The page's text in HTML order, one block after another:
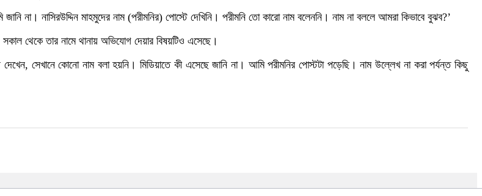
না। নাসিরউদ্দিন মাহমুদের নাম (পরীমনির) পোস্টে দেখিনি। পরীমনি তো কারো নাম বলেননি। নাম না বললে আমরা কিভাবে বুঝব?’
থেকে তার নামে থানায় অভিযোগ দেয়ার বিষয়টিও এসেছে।
সেখানে কোনো নাম বলা হয়নি। মিডিয়াতে কী এসেছে জানি না। আমি পরীমনির পোস্টটা পড়েছি। নাম উল্লেখ না করা পর্যন্ত কিছু